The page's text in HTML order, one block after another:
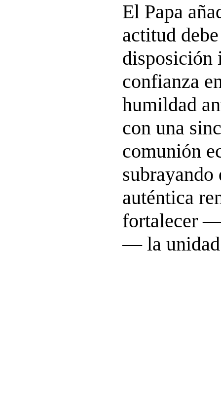
El Papa
actitud
disposición
confianza
humildad
con una
comunión
subrayando
auténtica
fortalecer
— la unidad